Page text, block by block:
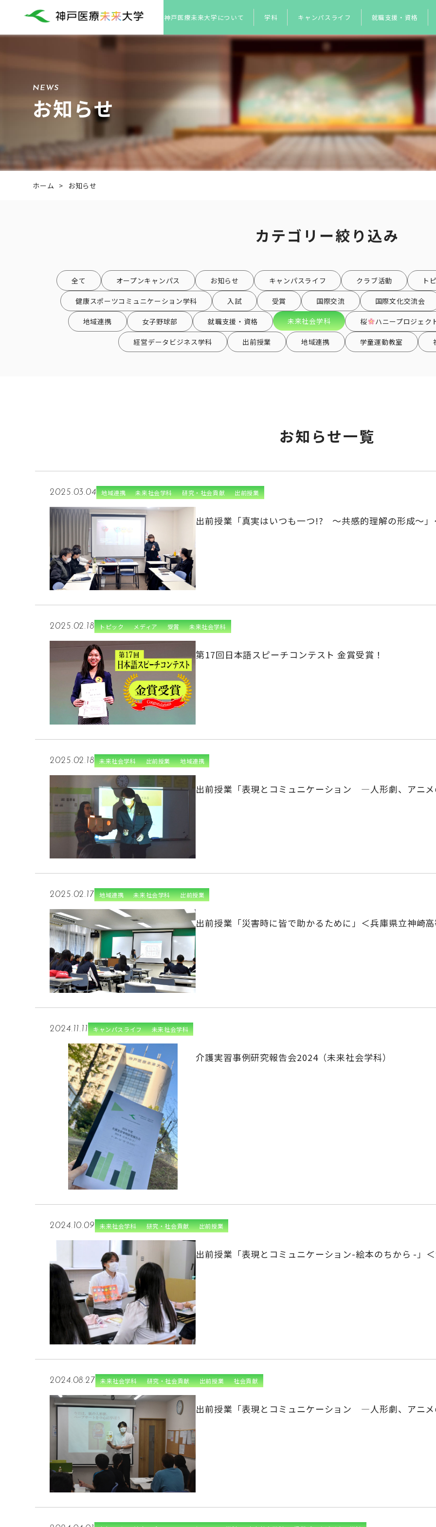
神戸医療未来大学について 学科 キャンパスライフ 就職支援・資格
NEWS
お知らせ
ホーム > お知らせ
カテゴリー絞り込み
全て オープンキャンパス お知らせ キャンパスライフ クラブ活動 ト
健康スポーツコミュニケーション学科 入試 受賞 国際交流 国際文化交流会
地域連携 女子野球部 就職支援・資格 未来社会学科 桜 ハニープロジェク
経営データビジネス学科 出前授業 地域連携 学童運動教室
お知らせ一覧
2025.03.04 地域連携 未来社会学科 研究・社会貢献 出前授業
出前授業「真実はいつも一つ!? ～共感的理解の形成～」
2025.02.18 トピック メディア 受賞 未来社会学科
第17回日本語スピーチコンテスト 金賞受賞！
2025.02.18 未来社会学科 出前授業 地域連携
出前授業「表現とコミュニケーション ―人形劇、アニ
2025.02.17 地域連携 未来社会学科 出前授業
出前授業「災害時に皆で助かるために」＜兵庫県立神崎
2024.11.11 キャンパスライフ 未来社会学科
介護実習事例研究報告会2024（未来社会学科）
2024.10.09 未来社会学科 研究・社会貢献 出前授業
出前授業「表現とコミュニケーション-絵本のちから -」
2024.08.27 未来社会学科 研究・社会貢献 出前授業 社会貢献
出前授業「表現とコミュニケーション ―人形劇、アニ